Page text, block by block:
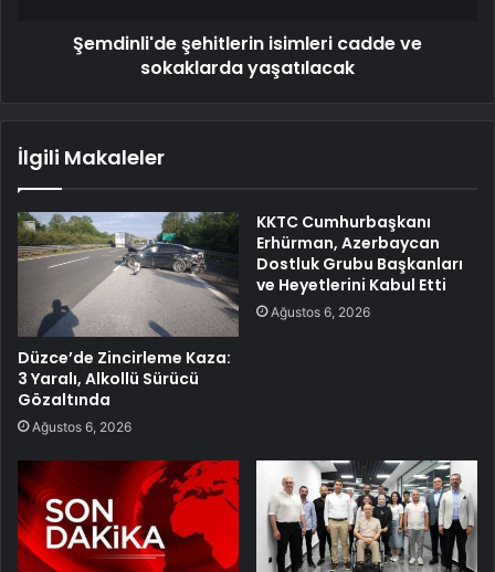
Şemdinli'de şehitlerin isimleri cadde ve
sokaklarda yaşatılacak
İlgili Makaleler
Düzce’de Zincirleme Kaza:
3 Yaralı, Alkollü Sürücü
Gözaltında
Ağustos 6, 2026
KKTC Cumhurbaşkanı
Erhürman, Azerbaycan
Dostluk Grubu Başkanları
ve Heyetlerini Kabul Etti
Ağustos 6, 2026